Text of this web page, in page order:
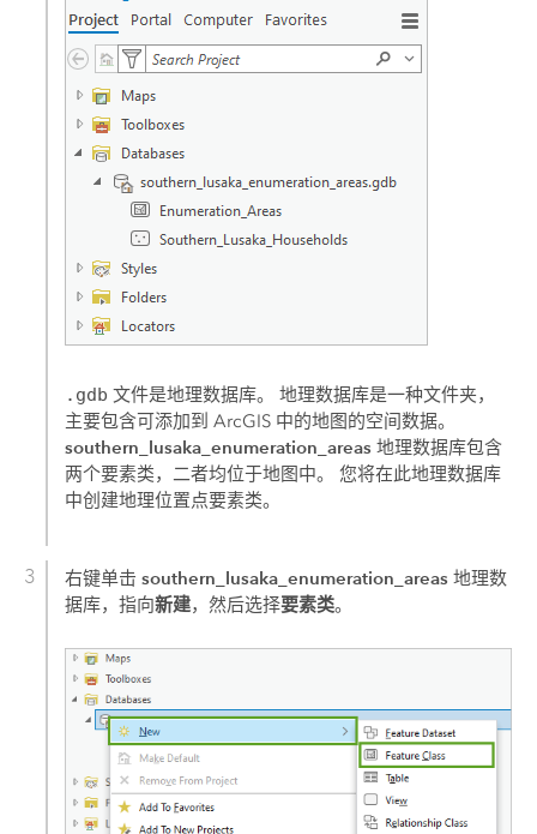
.gdb 文件是地理数据库。 地理数据库是一种文件夹，
主要包含可添加到 ArcGIS 中的地图的空间数据。
southern_lusaka_enumeration_areas 地理数据库包含
两个要素类，二者均位于地图中。 您将在此地理数据库
中创建地理位置点要素类。
右键单击southern_lusaka_enumeration_areas 地理数
据库，指向新建，然后选择要素类。